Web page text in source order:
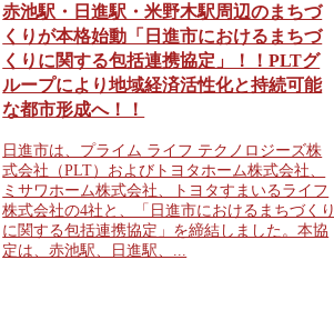
赤池駅・日進駅・米野木駅周辺のまちづ
くりが本格始動「日進市におけるまちづ
くりに関する包括連携協定」！！PLTグ
ループにより地域経済活性化と持続可能
な都市形成へ！！
日進市は、プライム ライフ テクノロジーズ株
式会社（PLT）およびトヨタホーム株式会社、
ミサワホーム株式会社、トヨタすまいるライフ
株式会社の4社と、「日進市におけるまちづくり
に関する包括連携協定」を締結しました。本協
定は、赤池駅、日進駅、...